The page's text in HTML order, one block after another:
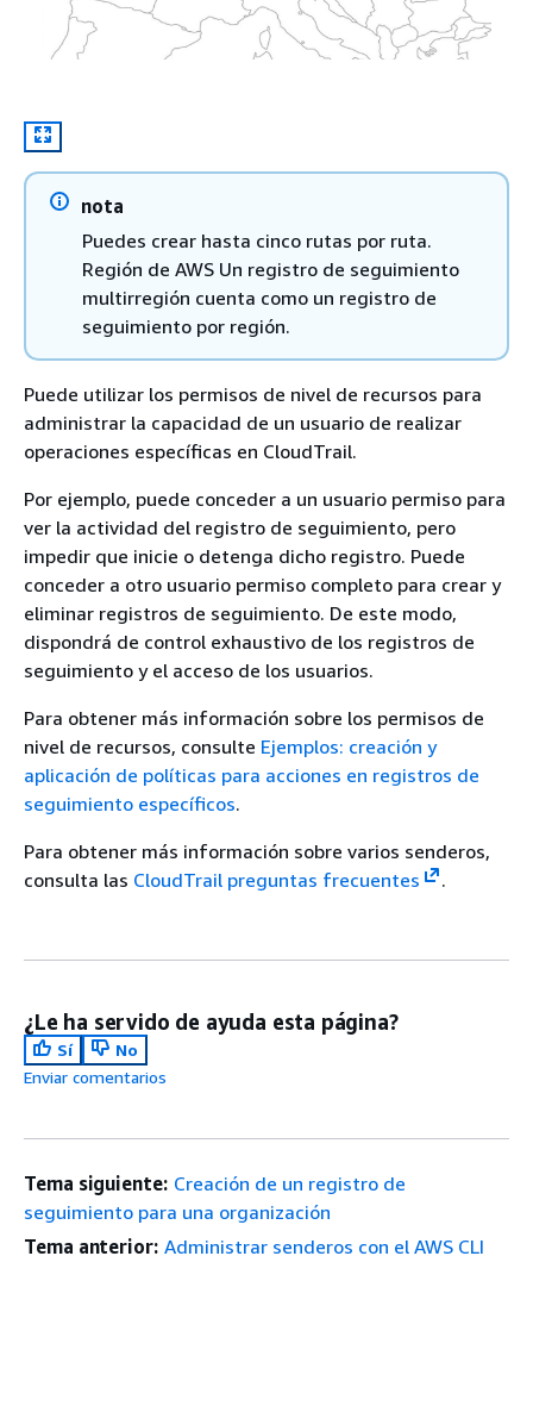
nota
Puedes crear hasta cinco rutas por ruta.
Región de AWS Un registro de seguimiento
multirregión cuenta como un registro de
seguimiento por región.
Puede utilizar los permisos de nivel de recursos para
administrar la capacidad de un usuario de realizar
operaciones específicas en CloudTrail.
Por ejemplo, puede conceder a un usuario permiso para
ver la actividad del registro de seguimiento, pero
impedir que inicie o detenga dicho registro. Puede
conceder a otro usuario permiso completo para crear y
eliminar registros de seguimiento. De este modo,
dispondrá de control exhaustivo de los registros de
seguimiento y el acceso de los usuarios.
Para obtener más información sobre los permisos de
nivel de recursos, consulte Ejemplos: creación y
aplicación de políticas para acciones en registros de
seguimiento específicos.
Para obtener más información sobre varios senderos,
consulta las CloudTrail preguntas frecuentes .
¿Le ha servido de ayuda esta página?
Sí
No
Enviar comentarios
Tema siguiente: Creación de un registro de
seguimiento para una organización
Tema anterior: Administrar senderos con el AWS CLI